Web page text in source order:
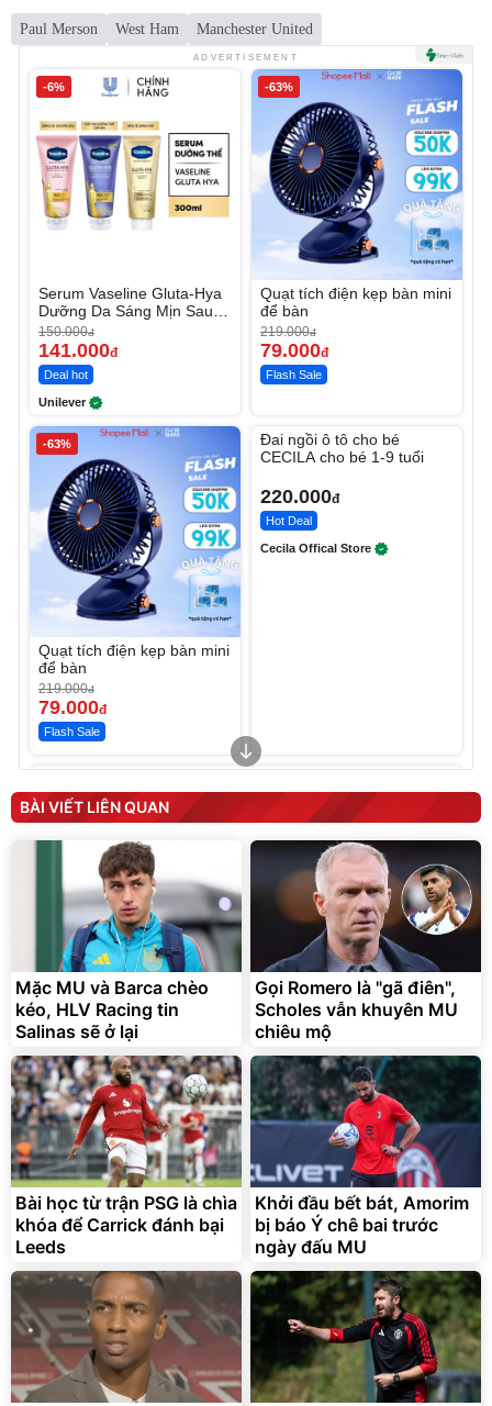
Paul Merson West Ham Manchester United
ADVERTISEMENT
-6%
Serum Vaseline Gluta-Hya
Dưỡng Da Sáng Mịn Sau 7
Ngày
150.000đ
141.000đ
Deal hot
Unilever
-63%
Quạt tích điện kẹp bàn mini
để bàn
219.000đ
79.000đ
Flash Sale
-63%
Quạt tích điện kẹp bàn mini
để bàn
219.000đ
79.000đ
Flash Sale
Đai ngồi ô tô cho bé
CECILA cho bé 1-9 tuổi
220.000đ
Hot Deal
Cecila Offical Store
tức thì Vaseline Body
190.000đ
138.330
D2-001 - Thông Minh
3.000.000
2.200.000đ
Flash Sale
Vali Bamozo Khung Nhôm
9066 Size 20/24/28 Cao
Cấp
1.000.000đ
825.000
Flash Sale
Lót ghế ôtô, nâng lưng
chống nóng giúp thoải mái
trong di chuyển
295.000 đ
Đã bán nhiều
BÀI VIẾT LIÊN QUAN
Mặc MU và Barca chèo
kéo, HLV Racing tin
Salinas sẽ ở lại
Gọi Romero là "gã điên",
Scholes vẫn khuyên MU
chiêu mộ
Bài học từ trận PSG là chìa
khóa để Carrick đánh bại
Leeds
Khởi đầu bết bát, Amorim
bị báo Ý chê bai trước
ngày đấu MU